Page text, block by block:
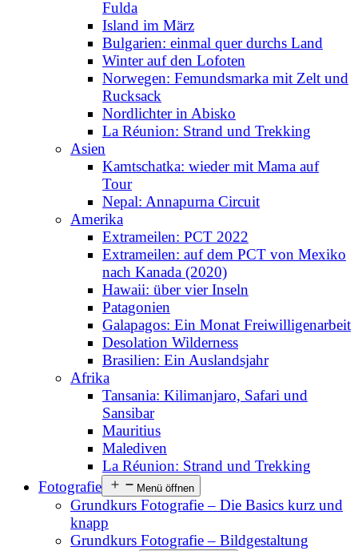
Fulda
Island im März
Bulgarien: einmal quer durchs Land
Winter auf den Lofoten
Norwegen: Femundsmarka mit Zelt und
Rucksack
Nordlichter in Abisko
La Réunion: Strand und Trekking
Asien
Kamtschatka: wieder mit Mama auf
Tour
Nepal: Annapurna Circuit
Amerika
Extrameilen: PCT 2022
Extrameilen: auf dem PCT von Mexiko
nach Kanada (2020)
Hawaii: über vier Inseln
Patagonien
Galapagos: Ein Monat Freiwilligenarbeit
Desolation Wilderness
Brasilien: Ein Auslandsjahr
Afrika
Tansania: Kilimanjaro, Safari und
Sansibar
Mauritius
Malediven
La Réunion: Strand und Trekking
Fotografie
Menü öffnen
Grundkurs Fotografie – Die Basics kurz und
knapp
Grundkurs Fotografie – Bildgestaltung